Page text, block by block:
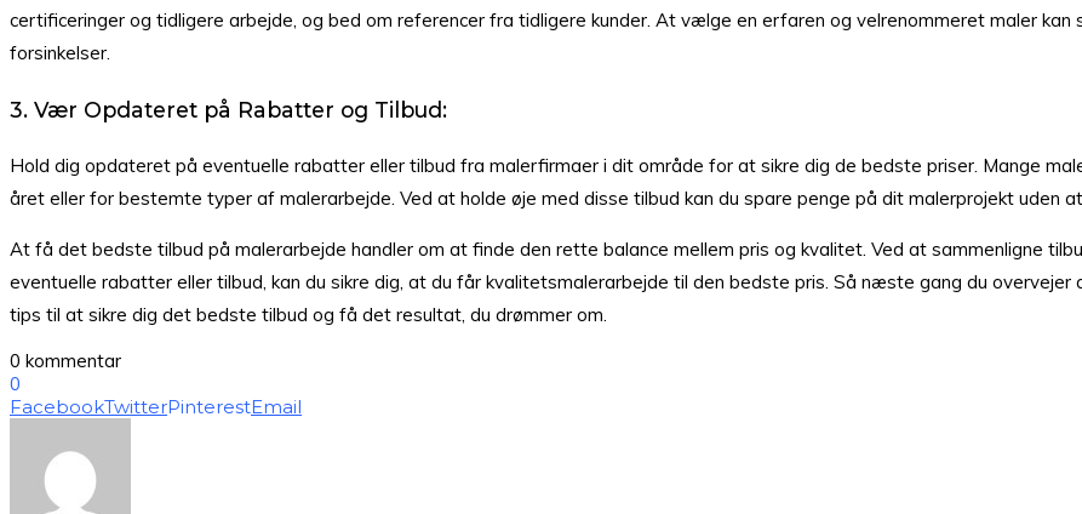
certificeringer og tidligere arbejde, og bed om referencer fra tidligere kunder. At vælge en erfaren og velrenommeret maler
forsinkelser.
3. Vær Opdateret på Rabatter og Tilbud:
Hold dig opdateret på eventuelle rabatter eller tilbud fra malerfirmaer i dit område for at sikre dig de bedste priser. Mange
året eller for bestemte typer af malerarbejde. Ved at holde øje med disse tilbud kan du spare penge på dit malerprojekt uden
At få det bedste tilbud på malerarbejde handler om at finde den rette balance mellem pris og kvalitet. Ved at sammenligne
eventuelle rabatter eller tilbud, kan du sikre dig, at du får kvalitetsmalerarbejde til den bedste pris. Så næste gang du
tips til at sikre dig det bedste tilbud og få det resultat, du drømmer om.
0 kommentar
0
FacebookTwitterPinterestEmail